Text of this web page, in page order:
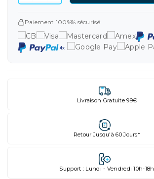
Paiement 100%% sécurisé
Livraison Gratuite 99€
Retour Jusqu'à 60 Jours*
Support : Lundi - Vendredi 10h-18h